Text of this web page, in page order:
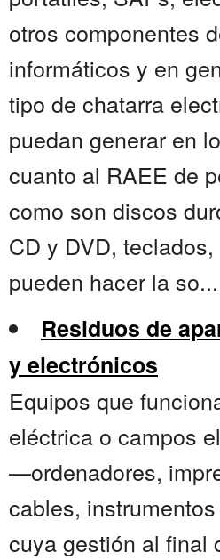
otros componentes
informáticos y en
tipo de chatarra
puedan generar en
cuanto al RAEE de
como son discos
CD y DVD,
pueden hacer la so...
Residuos de
y electrónicos
Equipos que
eléctrica o campos
—ordenadores,
cables,
cuya gestión al final